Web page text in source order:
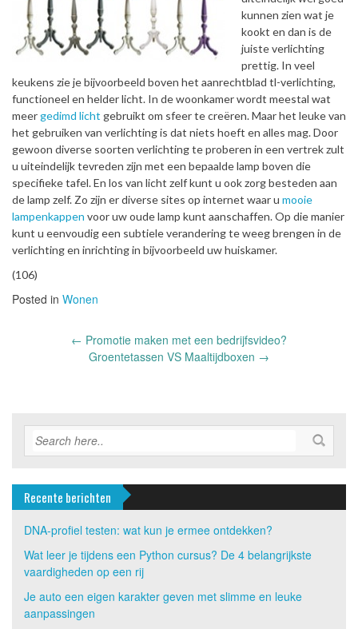
kunnen zien wat je
kookt en dan is de
juiste verlichting
prettig. In veel
keukens zie je bijvoorbeeld boven het aanrechtblad tl-verlichting,
functioneel en helder licht. In de woonkamer wordt meestal wat
meergedimd licht gebruikt om sfeer te creëren. Maar het leuke van
het gebruiken van verlichting is dat niets hoeft en alles mag. Door
gewoon diverse soorten verlichting te proberen in een vertrek zult
u uiteindelijk tevreden zijn met een bepaalde lamp boven die
specifieke tafel. En los van licht zelf kunt u ook zorg besteden aan
de lamp zelf. Zo zijn er diverse sites op internet waar u mooie
lampenkappen voor uw oude lamp kunt aanschaffen. Op die manier
kunt u eenvoudig een subtiele verandering te weeg brengen in de
verlichting en inrichting in bijvoorbeeld uw huiskamer.
(106)
Posted in Wonen
← Promotie maken met een bedrijfsvideo?
Groentetassen VS Maaltijdboxen →
Recente berichten
DNA-profiel testen: wat kun je ermee ontdekken?
Wat leer je tijdens een Python cursus? De 4 belangrijkste
vaardigheden op een rij
Je auto een eigen karakter geven met slimme en leuke
aanpassingen